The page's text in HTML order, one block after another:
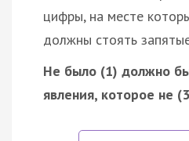
цифры, на месте
должны стоять
Не было (1) должно
явления, которое не